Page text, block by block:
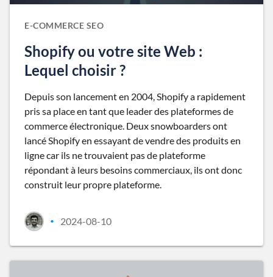
E-COMMERCE SEO
Shopify ou votre site Web :
Lequel choisir ?
Depuis son lancement en 2004, Shopify a rapidement
pris sa place en tant que leader des plateformes de
commerce électronique. Deux snowboarders ont
lancé Shopify en essayant de vendre des produits en
ligne car ils ne trouvaient pas de plateforme
répondant à leurs besoins commerciaux, ils ont donc
construit leur propre plateforme.
• 2024-08-10